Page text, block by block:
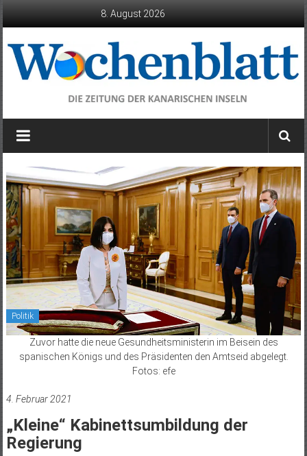
8. August 2026
Wochenblatt
die
der
Kanarischen
Inseln
Politik
Zuvor hatte die neue Gesundheitsministerin im Beisein des
spanischen Königs und des Präsidenten den Amtseid abgelegt.
Fotos: efe
4. Februar 2021
„Kleine“ Kabinettsumbildung der
Regierung